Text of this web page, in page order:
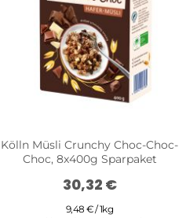
Kölln Müsli Crunchy Choc-Choc-
Choc, 8x400g Sparpaket
30,32 €
9,48 € / 1kg